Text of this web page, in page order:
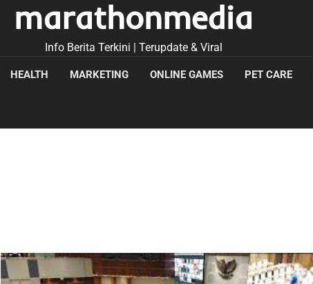
marathonmedia
Info Berita Terkini | Terupdate & Viral
HEALTH MARKETING ONLINE GAMES PET CARE